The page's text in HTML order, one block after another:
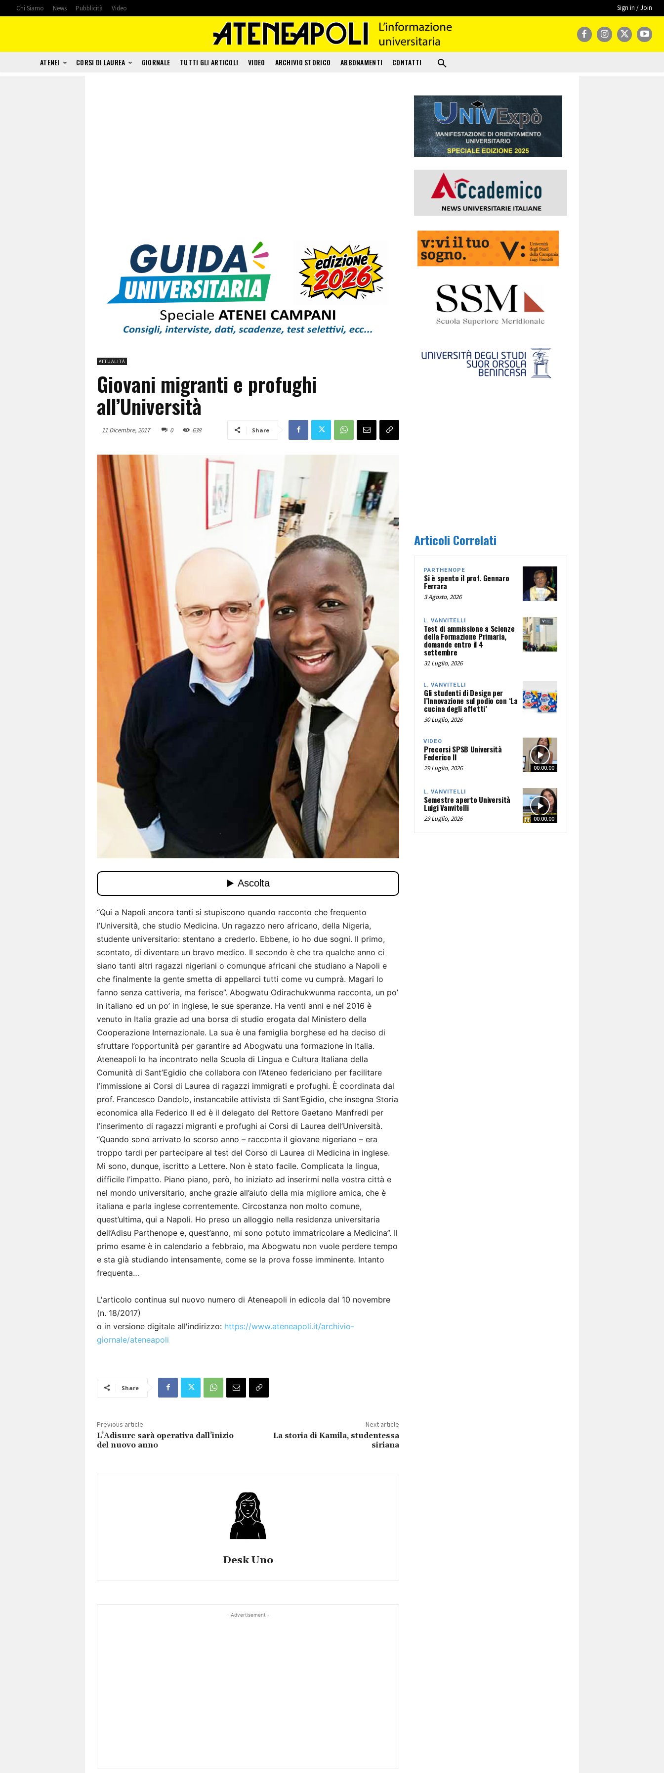
Chi Siamo News Pubblicità Video Sign in / Join
ATENEI CORSI DI LAUREA GIORNALE TUTTI GLI ARTICOLI VIDEO ARCHIVIO STORICO ABBONAMENTI CONTATTI
ATTUALITÀ
Giovani migranti e profughi
all’Università
11 Dicembre, 2017 0 638 Share
“Qui a Napoli ancora tanti si stupiscono quando racconto che frequento
l’Università, che studio Medicina. Un ragazzo nero africano, della Nigeria,
studente universitario: stentano a crederlo. Ebbene, io ho due sogni. Il primo,
scontato, di diventare un bravo medico. Il secondo è che tra qualche anno ci
siano tanti altri ragazzi nigeriani o comunque africani che studiano a Napoli e
che finalmente la gente smetta di appellarci tutti come vu cumprà. Magari lo
fanno senza cattiveria, ma ferisce”. Abogwatu Odirachukwunma racconta, un po’
in italiano ed un po’ in inglese, le sue speranze. Ha venti anni e nel 2016 è
venuto in Italia grazie ad una borsa di studio erogata dal Ministero della
Cooperazione Internazionale. La sua è una famiglia borghese ed ha deciso di
sfruttare l’opportunità per garantire ad Abogwatu una formazione in Italia.
Ateneapoli lo ha incontrato nella Scuola di Lingua e Cultura Italiana della
Comunità di Sant’Egidio che collabora con l’Ateneo federiciano per facilitare
l’immissione ai Corsi di Laurea di ragazzi immigrati e profughi. È coordinata dal
prof. Francesco Dandolo, instancabile attivista di Sant’Egidio, che insegna Storia
economica alla Federico II ed è il delegato del Rettore Gaetano Manfredi per
l’inserimento di ragazzi migranti e profughi ai Corsi di Laurea dell’Università.
“Quando sono arrivato lo scorso anno – racconta il giovane nigeriano – era
troppo tardi per partecipare al test del Corso di Laurea di Medicina in inglese.
Mi sono, dunque, iscritto a Lettere. Non è stato facile. Complicata la lingua,
difficile l’impatto. Piano piano, però, ho iniziato ad inserirmi nella vostra città e
nel mondo universitario, anche grazie all’aiuto della mia migliore amica, che è
italiana e parla inglese correntemente. Circostanza non molto comune,
quest’ultima, qui a Napoli. Ho preso un alloggio nella residenza universitaria
dell’Adisu Parthenope e, quest’anno, mi sono potuto immatricolare a Medicina”. Il
primo esame è in calendario a febbraio, ma Abogwatu non vuole perdere tempo
e sta già studiando intensamente, come se la prova fosse imminente. Intanto
frequenta…
L'articolo continua sul nuovo numero di Ateneapoli in edicola dal 10 novembre
(n. 18/2017)
o in versione digitale all'indirizzo: https://www.ateneapoli.it/archivio-
giornale/ateneapoli
Share
Previous article
L’Adisurc sarà operativa dall’inizio
del nuovo anno
Next article
La storia di Kamila, studentessa
siriana
Desk Uno
- Advertisement -
Articoli Correlati
PARTHENOPE
Si è spento il prof. Gennaro
Ferrara
3 Agosto, 2026
L. VANVITELLI
Test di ammissione a Scienze
della Formazione Primaria,
domande entro il 4
settembre
31 Luglio, 2026
L. VANVITELLI
Gli studenti di Design per
l’Innovazione sul podio con ‘La
cucina degli affetti’
30 Luglio, 2026
00:00:00
VIDEO
Precorsi SPSB Università
Federico II
29 Luglio, 2026
00:00:00
L. VANVITELLI
Semestre aperto Università
Luigi Vanvitelli
29 Luglio, 2026